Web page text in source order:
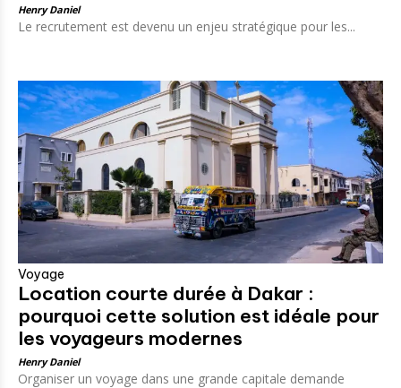
Henry Daniel
Le recrutement est devenu un enjeu stratégique pour les...
Voyage
Location courte durée à Dakar :
pourquoi cette solution est idéale pour
les voyageurs modernes
Henry Daniel
Organiser un voyage dans une grande capitale demande